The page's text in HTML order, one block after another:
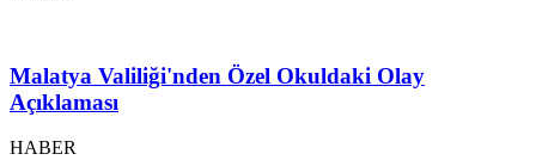
Malatya Valiliği'nden Özel Okuldaki Olay
Açıklaması
HABER